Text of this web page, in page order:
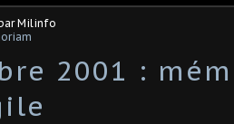
Milinfo
2001 :